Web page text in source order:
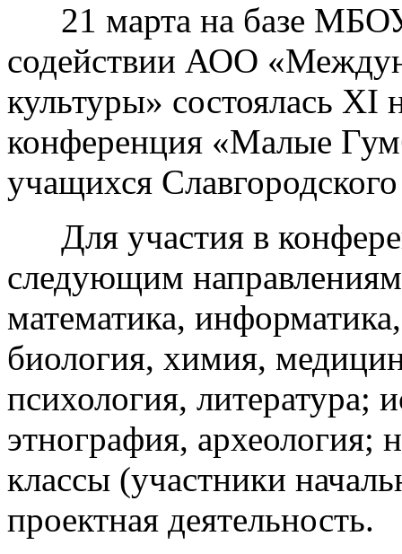
21 марта на базе
содействии АОО
культуры» состоялась XI
конференция «Малые
учащихся
Для участия в
следующим
математика,
биология, химия,
психология, литература;
этнография, археология;
классы (участники
проектная деятельность.